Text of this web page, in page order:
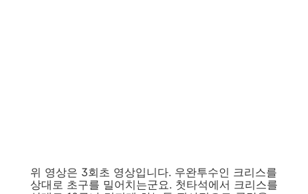
위 영상은 3회초 영상입니다. 우완투수인 크리스를
상대로 초구를 밀어치는군요. 첫타석에서 크리스를